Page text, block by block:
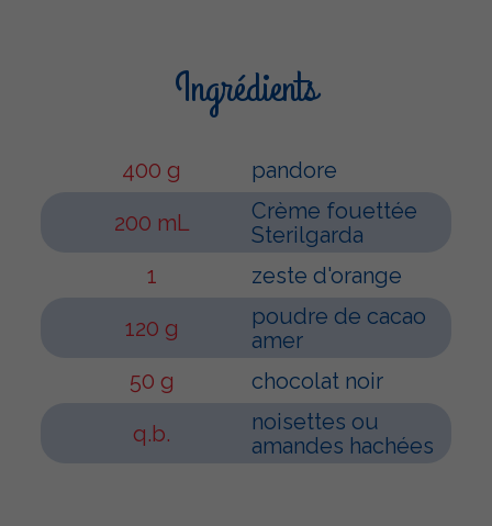
Ingrédients
400 g
pandore
200 mL
Crème fouettée
Sterilgarda
1
zeste d'orange
120 g
poudre de cacao
amer
50 g
chocolat noir
q.b.
noisettes ou
amandes hachées